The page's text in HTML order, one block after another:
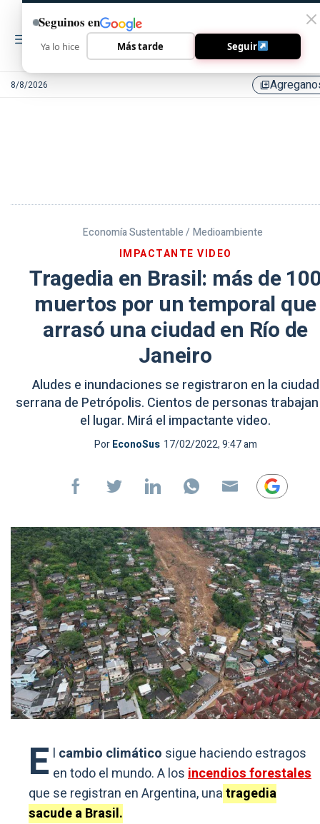
8/8/2026 library_add
Economía Sustentable / Medioambiente
IMPACTANTE VIDEO
Tragedia en Brasil: más de
muertos por un temporal que
arrasó una ciudad en Río de
Janeiro
Aludes e inundaciones se registraron en la ciudad
serrana de Petrópolis. Cientos de personas
el lugar. Mirá el impactante video.
PorEconoSus 17/02/2022, 9:47 am
E l cambio climático sigue haciendo estragos
en todo el mundo. A losincendios forestales
que se registran en Argentina, unatragedia
sacude a Brasil.
Seguinos en
Ya lo hice Más tarde Seguir